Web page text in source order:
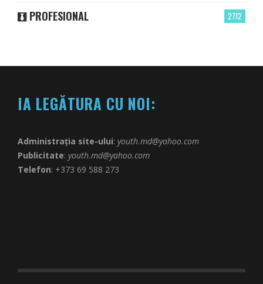
2712
PROFESIONAL
IA LEGĂTURA CU NOI:
Administrația site-ului: youth.md@yahoo.com
Publicitate: youth.md@yahoo.com
Telefon: +373 69 588 273